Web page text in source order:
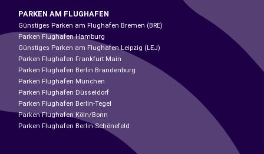
PARKEN AM FLUGHAFEN
Günstiges Parken am Flughafen Bremen (BRE)
Parken Flughafen Hamburg
Günstiges Parken am Flughafen Leipzig (LEJ)
Parken Flughafen Frankfurt Main
Parken Flughafen Berlin Brandenburg
Parken Flughafen München
Parken Flughafen Düsseldorf
Parken Flughafen Berlin-Tegel
Parken Flughafen Köln/Bonn
Parken Flughafen Berlin-Schönefeld